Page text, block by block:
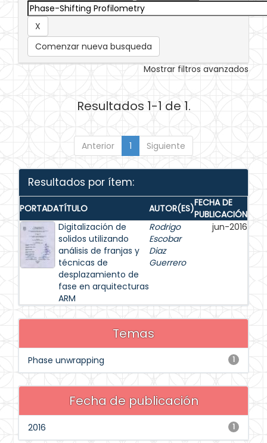
Comenzar nueva busqueda
Mostrar filtros avanzados
Resultados 1-1 de 1.
Anterior 1 Siguiente
Resultados por ítem:
PORTADATÍTULO AUTOR(ES)FECHA DE
PUBLICACIÓN
Digitalización de
solidos utilizando
análisis de franjas y
técnicas de
desplazamiento de
fase en arquitecturas
ARM
Rodrigo
Escobar
Diaz
Guerrero
jun-2016
Temas
1
Phase unwrapping
Fecha de publicación
1
2016